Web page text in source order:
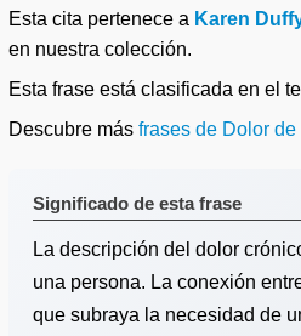
Esta cita pertenece a Karen
en nuestra colección.
Esta frase está clasificada en el
Descubre más frases de Dolor
Significado de esta frase
La descripción del dolor
una persona. La conexión
que subraya la necesidad de